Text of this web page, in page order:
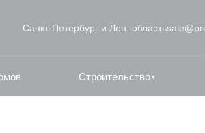
Санкт‑Петербург и Лен. область
Строительство ▾